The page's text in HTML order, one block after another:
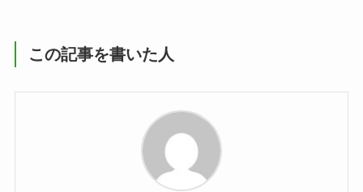
この記事を書いた人